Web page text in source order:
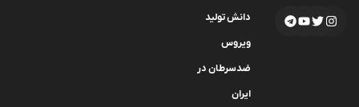
دانش تولید
ویروس
ضدسرطان در
ایران